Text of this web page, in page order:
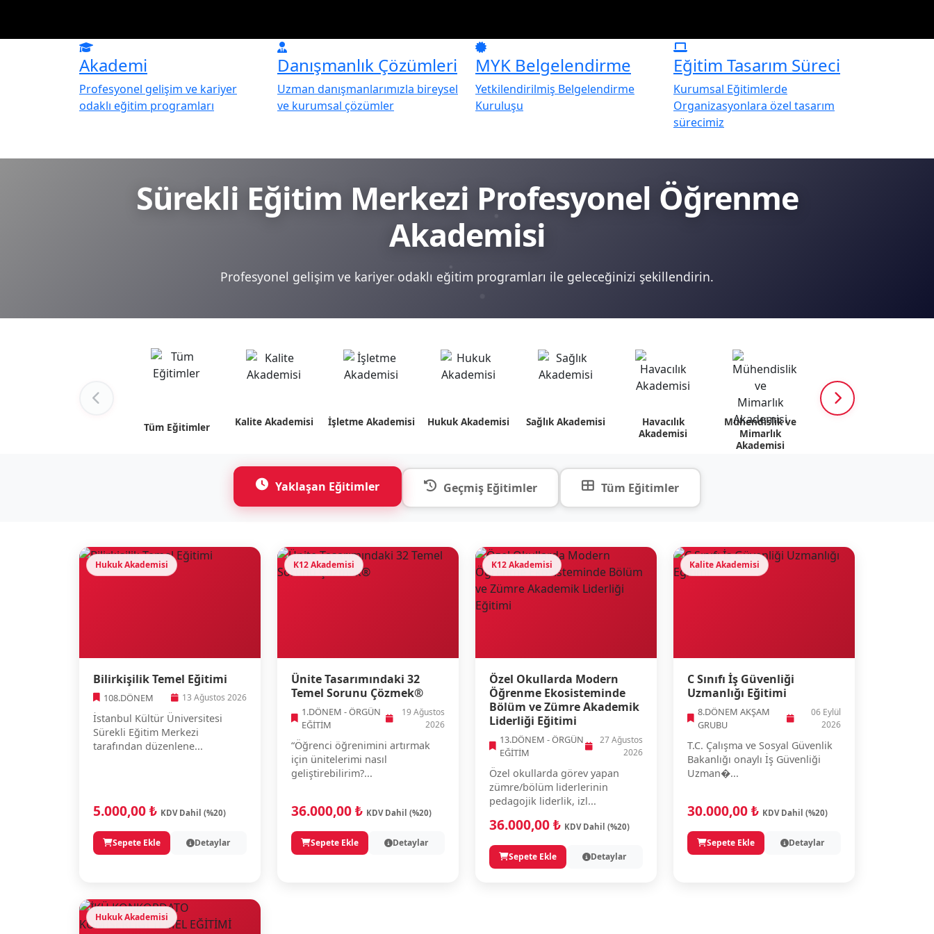
Akademi
Profesyonel gelişim ve kariyer
odaklı eğitim programları
Danışmanlık Çözümleri
Uzman danışmanlarımızla bireysel
ve kurumsal çözümler
MYK Belgelendirme
Yetkilendirilmiş Belgelendirme
Kuruluşu
Eğitim Tasarım Süreci
Kurumsal Eğitimlerde
Organizasyonlara özel tasarım
sürecimiz
Sürekli Eğitim Merkezi Profesyonel Öğrenme
Akademisi
Profesyonel gelişim ve kariyer odaklı eğitim programları ile geleceğinizi şekillendirin.
Tüm Eğitimler Kalite Akademisi İşletme Akademisi Hukuk Akademisi Sağlık Akademisi
Havacılık
Akademisi
Mühendislik ve
Mimarlık
Akademisi
Yaklaşan Eğitimler Geçmiş Eğitimler Tüm Eğitimler
Hukuk Akademisi
Bilirkişilik Temel Eğitimi
108.DÖNEM 13 Ağustos 2026
İstanbul Kültür Üniversitesi
Sürekli Eğitim Merkezi
tarafından düzenlene...
5.000,00 ₺ KDV Dahil (%20)
Sepete Ekle Detaylar
K12 Akademisi
Ünite Tasarımındaki 32
Temel Sorunu Çözmek®
1.DÖNEM - ÖRGÜN
EĞİTİM
19 Ağustos
2026
“Öğrenci öğrenimini artırmak
için ünitelerimi nasıl
geliştirebilirim?...
36.000,00 ₺ KDV Dahil (%20)
Sepete Ekle Detaylar
K12 Akademisi
Özel Okullarda Modern
Öğrenme Ekosisteminde
Bölüm ve Zümre Akademik
Liderliği Eğitimi
13.DÖNEM - ÖRGÜN
EĞİTİM
27 Ağustos
2026
Özel okullarda görev yapan
zümre/bölüm liderlerinin
pedagojik liderlik, izl...
36.000,00 ₺ KDV Dahil (%20)
Sepete Ekle Detaylar
Kalite Akademisi
C Sınıfı İş Güvenliği
Uzmanlığı Eğitimi
8.DÖNEM AKŞAM
GRUBU
06 Eylül
2026
T.C. Çalışma ve Sosyal Güvenlik
Bakanlığı onaylı İş Güvenliği
Uzman�...
30.000,00 ₺ KDV Dahil (%20)
Sepete Ekle Detaylar
Hukuk Akademisi